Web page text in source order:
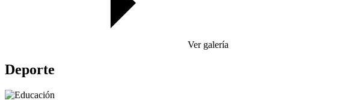
Ver galería
Deporte